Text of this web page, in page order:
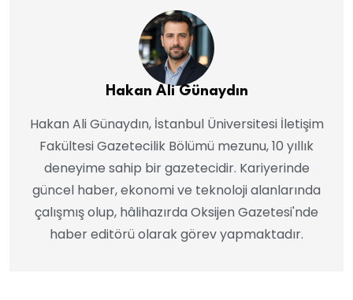
Hakan Ali Günaydın
Hakan Ali Günaydın, İstanbul Üniversitesi İletişim
Fakültesi Gazetecilik Bölümü mezunu, 10 yıllık
deneyime sahip bir gazetecidir. Kariyerinde
güncel haber, ekonomi ve teknoloji alanlarında
çalışmış olup, hâlihazırda Oksijen Gazetesi'nde
haber editörü olarak görev yapmaktadır.